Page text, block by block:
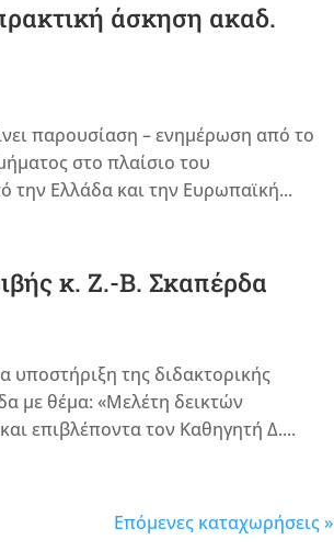
άσκηση ακαδ.
παρουσίαση – ενημέρωση από το
στο πλαίσιο του
Ελλάδα και την Ευρωπαϊκή...
κ. Ζ.-Β. Σκαπέρδα
της διδακτορικής
με θέμα: «Μελέτη δεικτών
επιβλέποντα τον Καθηγητή Δ....
Επόμενες καταχωρήσεις »